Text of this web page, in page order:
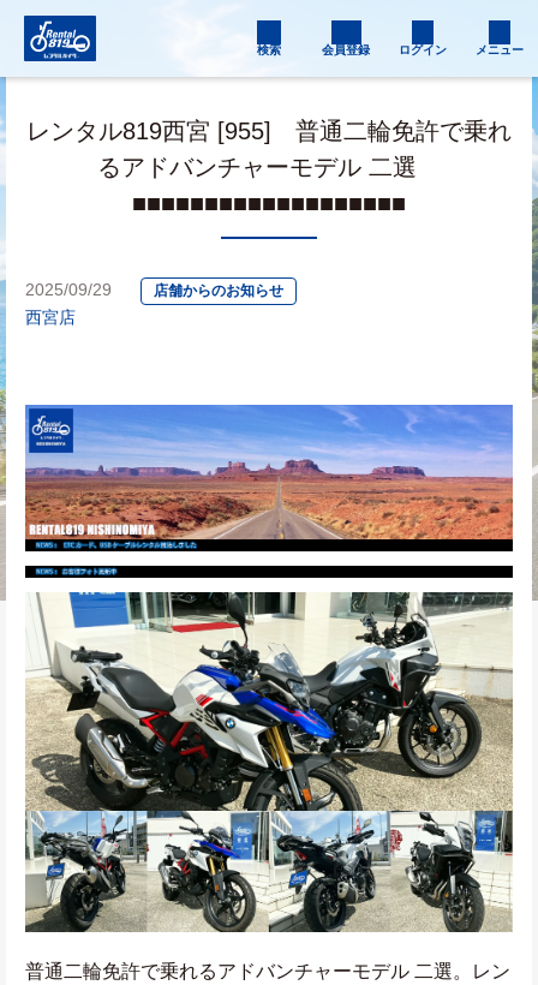
検索 会員登録 ログイン メニュー
レンタル819西宮 [955] 普通二輪免許で乗れ
るアドバンチャーモデル 二選
■■■■■■■■■■■■■■■■■■■
2025/09/29 店舗からのお知らせ
西宮店
普通二輪免許で乗れるアドバンチャーモデル 二選。レン